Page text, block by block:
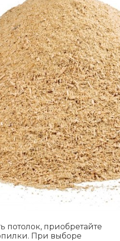
потолок, приобретайте
При выборе